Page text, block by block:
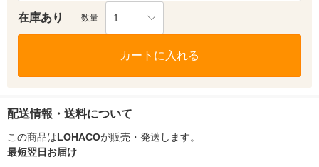
在庫あり 数量 1
カートに入れる
配送情報・送料について
この商品はLOHACOが販売・発送します。
最短翌日お届け